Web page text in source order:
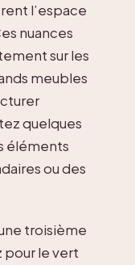
l’espace
nuances
sur les
meubles
quelques
éléments
ou des
troisième
le vert